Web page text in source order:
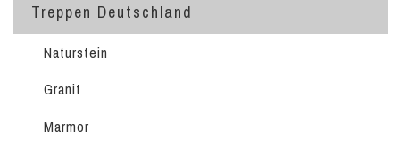
Treppen Deutschland
Naturstein
Granit
Marmor